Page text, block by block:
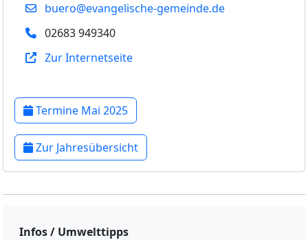
buero@evangelische-gemeinde.de
02683 949340
Zur Internetseite
Termine Mai 2025
Zur Jahresübersicht
Infos / Umwelttipps